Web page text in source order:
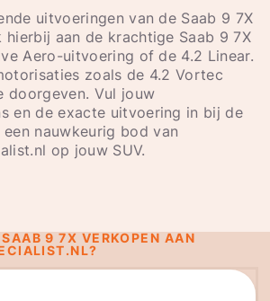
uitvoeringen van de Saab 9 7X
hierbij aan de krachtige Saab 9 7X
Aero-uitvoering of de 4.2 Linear.
zoals de 4.2 Vortec
doorgeven. Vul jouw
en de exacte uitvoering in bij de
nauwkeurig bod van
op jouw SUV.
9 7X VERKOPEN AAN